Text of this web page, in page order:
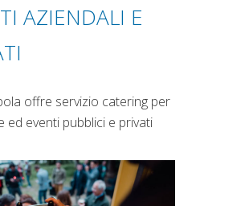
AZIENDALI E
offre servizio catering per
ed eventi pubblici e privati